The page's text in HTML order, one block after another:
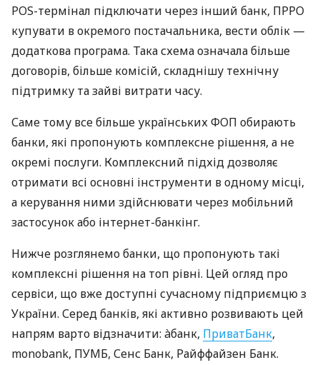
POS-термінал підключати через інший банк, ПРРО
купувати в окремого постачальника, вести облік —
додаткова програма. Така схема означала більше
договорів, більше комісій, складнішу технічну
підтримку та зайві витрати часу.
Саме тому все більше українських ФОП обирають
банки, які пропонують комплексне рішення, а не
окремі послуги. Комплексний підхід дозволяє
отримати всі основні інструменти в одному місці,
а керування ними здійснювати через мобільний
застосунок або інтернет-банкінг.
Нижче розглянемо банки, що пропонують такі
комплексні рішення на топ рівні. Цей огляд про
сервіси, що вже доступні сучасному підприємцю з
України. Серед банків, які активно розвивають цей
напрям варто відзначити: àбанк, ПриватБанк,
monobank, ПУМБ, Сенс Банк, Райффайзен Банк.